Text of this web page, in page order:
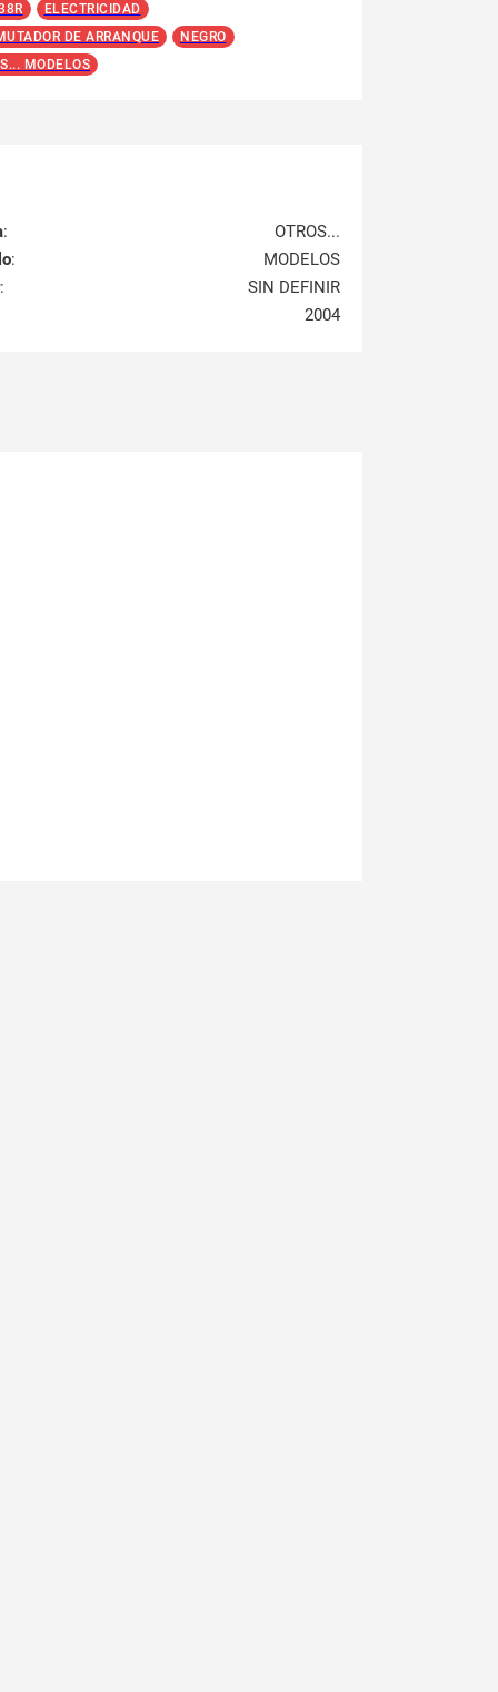
ELECTRICIDAD
DE ARRANQUE
NEGRO
MODELOS
:
OTROS...
:
MODELOS
:
SIN DEFINIR
2004